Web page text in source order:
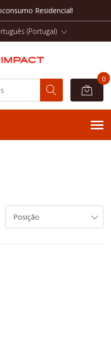
Residencial!
(Portugal)
0